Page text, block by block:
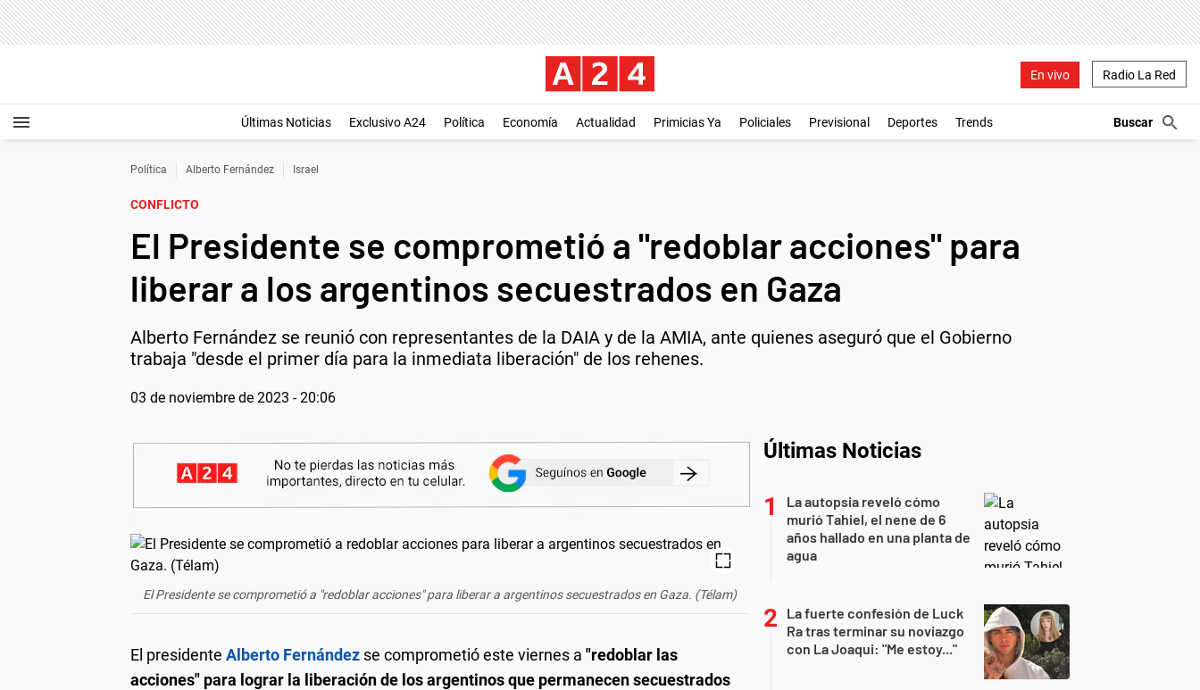
En vivo Radio La Red
Últimas Noticias Exclusivo A24 Política Economía Actualidad Primicias Ya Policiales Previsional Deportes Trends
Política Alberto Fernández Israel
CONFLICTO
El Presidente se comprometió a "redoblar acciones" para
liberar a los argentinos secuestrados en Gaza
Alberto Fernández se reunió con representantes de la DAIA y de la AMIA, ante quienes aseguró que el Gobierno
trabaja "desde el primer día para la inmediata liberación" de los rehenes.
03 de noviembre de 2023 - 20:06
El Presidente se comprometió a "redoblar acciones" para liberar a argentinos secuestrados en Gaza. (Télam)
El presidente Alberto Fernández se comprometió este viernes a "redoblar las
acciones" para lograr la liberación de los argentinos que permanecen secuestrados
Últimas Noticias
La autopsia reveló cómo
murió Tahiel, el nene de 6
años hallado en una planta de
agua
La fuerte confesión de Luck
Ra tras terminar su noviazgo
con La Joaqui: "Me estoy..."